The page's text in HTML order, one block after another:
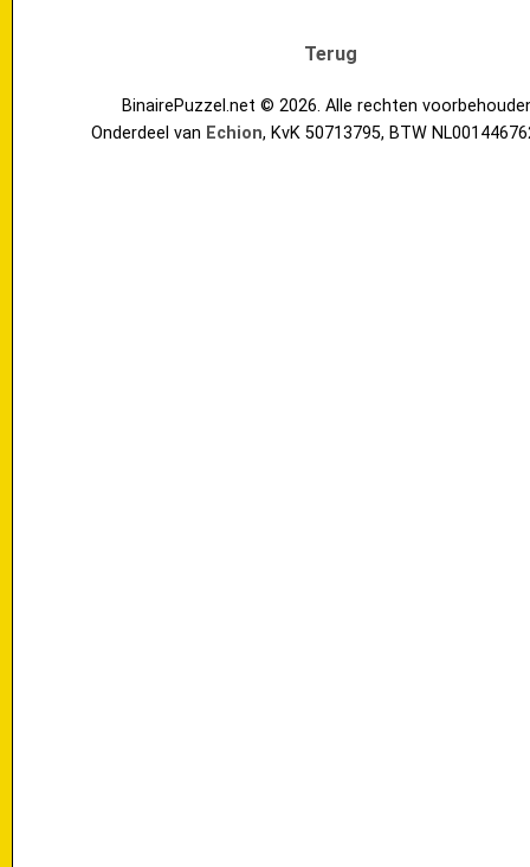
Terug
BinairePuzzel.net © 2026. Alle rechten
Onderdeel van Echion, KvK 50713795, BTW